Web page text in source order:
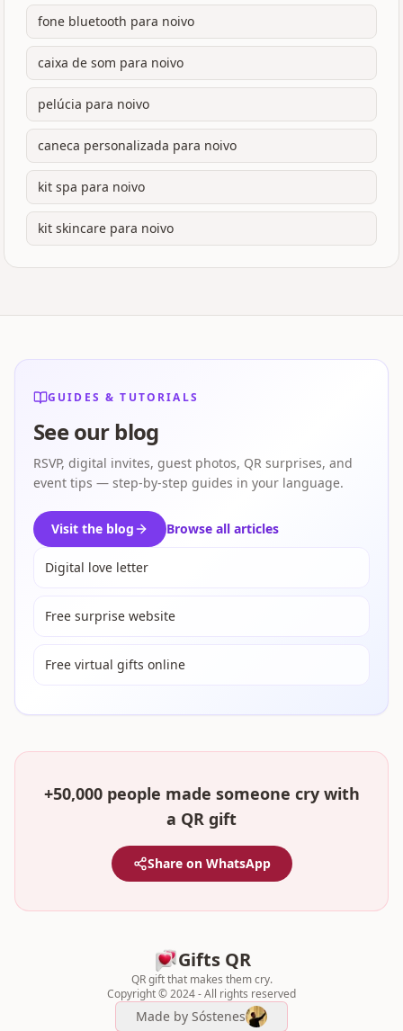
fone bluetooth para noivo
caixa de som para noivo
pelúcia para noivo
caneca personalizada para noivo
kit spa para noivo
kit skincare para noivo
GUIDES & TUTORIALS
See our blog
RSVP, digital invites, guest photos, QR surprises, and
event tips — step-by-step guides in your language.
Visit the blog Browse all articles
Digital love letter
Free surprise website
Free virtual gifts online
+50,000 people made someone cry with
a QR gift
Share on WhatsApp
Gifts QR
QR gift that makes them cry.
Copyright © 2024 - All rights reserved
Made by Sóstenes